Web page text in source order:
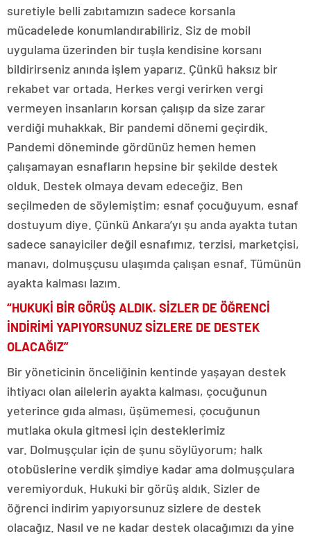
suretiyle belli zabıtamızın sadece korsanla
mücadelede konumlandırabiliriz. Siz de mobil
uygulama üzerinden bir tuşla kendisine korsanı
bildirirseniz anında işlem yaparız. Çünkü haksız bir
rekabet var ortada. Herkes vergi verirken vergi
vermeyen insanların korsan çalışıp da size zarar
verdiği muhakkak. Bir pandemi dönemi geçirdik.
Pandemi döneminde gördünüz hemen hemen
çalışamayan esnafların hepsine bir şekilde destek
olduk. Destek olmaya devam edeceğiz. Ben
seçilmeden de söylemiştim; esnaf çocuğuyum, esnaf
dostuyum diye. Çünkü Ankara’yı şu anda ayakta tutan
sadece sanayiciler değil esnafımız, terzisi, marketçisi,
manavı, dolmuşçusu ulaşımda çalışan esnaf. Tümünün
ayakta kalması lazım.
“HUKUKİ BİR GÖRÜŞ ALDIK. SİZLER DE ÖĞRENCİ
İNDİRİMİ YAPIYORSUNUZ SİZLERE DE DESTEK
OLACAĞIZ”
Bir yöneticinin önceliğinin kentinde yaşayan destek
ihtiyacı olan ailelerin ayakta kalması, çocuğunun
yeterince gıda alması, üşümemesi, çocuğunun
mutlaka okula gitmesi için desteklerimiz
var. Dolmuşçular için de şunu söylüyorum; halk
otobüslerine verdik şimdiye kadar ama dolmuşçulara
veremiyorduk. Hukuki bir görüş aldık. Sizler de
öğrenci indirim yapıyorsunuz sizlere de destek
olacağız. Nasıl ve ne kadar destek olacağımızı da yine